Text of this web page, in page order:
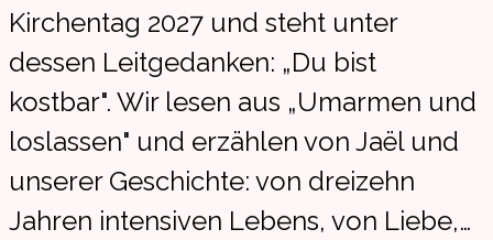
Kirchentag 2027 und steht unter
dessen Leitgedanken: „Du bist
kostbar". Wir lesen aus „Umarmen und
loslassen" und erzählen von Jaël und
unserer Geschichte: von dreizehn
Jahren intensiven Lebens, von Liebe,…